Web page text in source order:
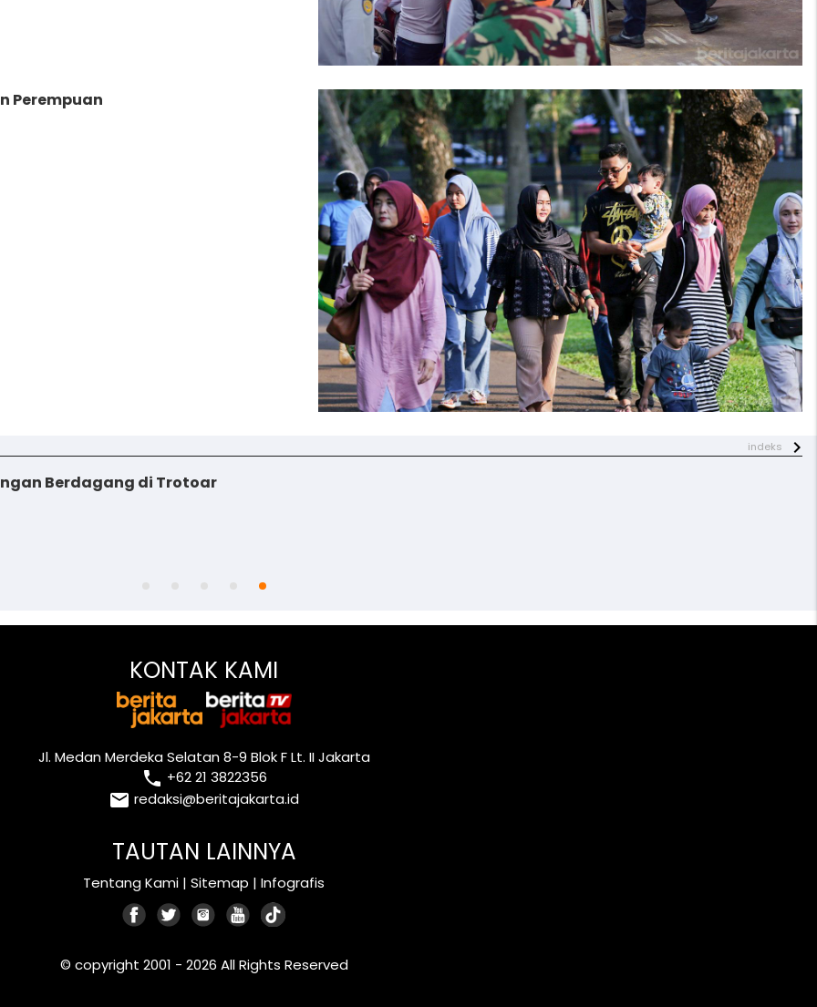
Perempuan
indeks
Berdagang di Trotoar
KONTAK KAMI
Jl. Medan Merdeka Selatan 8-9 Blok F Lt. II Jakarta
local_phone +62 21 3822356
email redaksi@beritajakarta.id
TAUTAN LAINNYA
Tentang Kami |Sitemap |Infografis
© copyright 2001 - 2026 All Rights Reserved